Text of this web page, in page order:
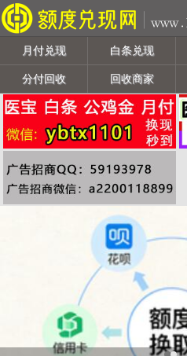
月付兑现 白条兑现
分付回收 回收商家